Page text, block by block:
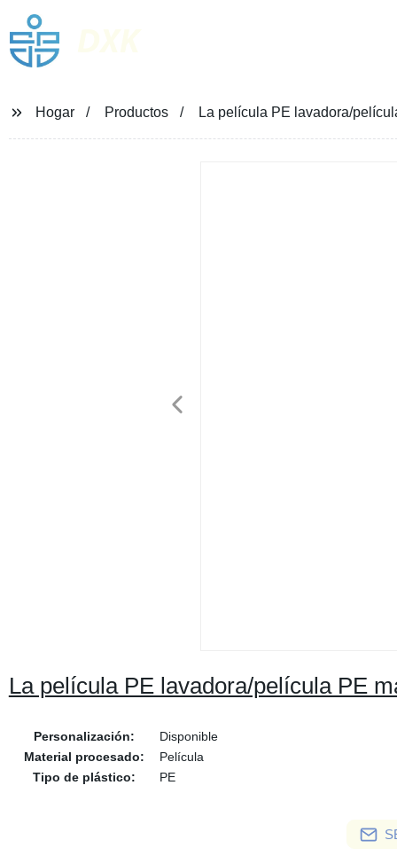
Hogar Productos La película PE lavadora/
La película PE lavadora/película PE
Personalización:
Disponible
Material procesado:
Película
Tipo de plástico:
PE